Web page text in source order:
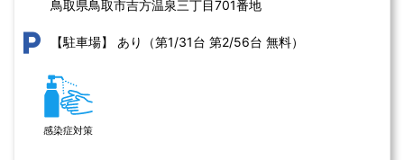
鳥取県鳥取市吉方温泉三丁目701番地
【駐車場】 あり（第1/31台 第2/56台 無料）
感染症対策